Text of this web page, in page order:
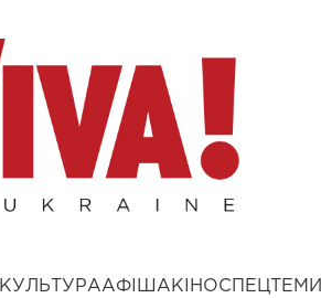
КУЛЬТУРААФІША КІНОСПЕЦТЕМИ